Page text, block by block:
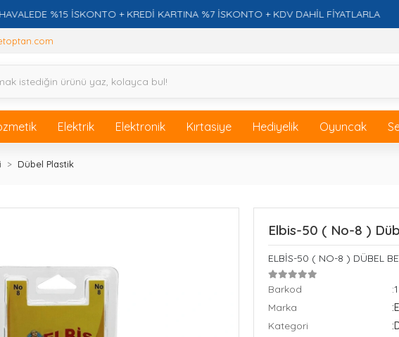
%15 İSKONTO + KREDİ KARTINA %7 İSKONTO + KDV DAHİL FİYATLARLA
Elektrik Elektronik Kırtasiye Hediyelik Oyuncak
Dübel Plastik
Elbis-50 ( No-8 )
ELBİS-50 ( NO-8 ) DÜBEL
Barkod
Marka
Kategori